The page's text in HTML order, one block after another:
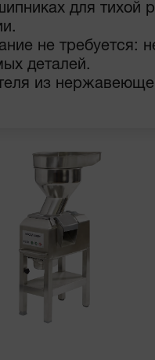
для тихой
не требуется:
деталей.
из